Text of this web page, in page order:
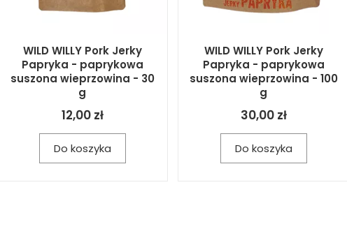
WILD WILLY Pork Jerky
Papryka - paprykowa
suszona wieprzowina - 30
g
12,00 zł
Do koszyka
WILD WILLY Pork Jerky
Papryka - paprykowa
suszona wieprzowina - 100
g
30,00 zł
Do koszyka